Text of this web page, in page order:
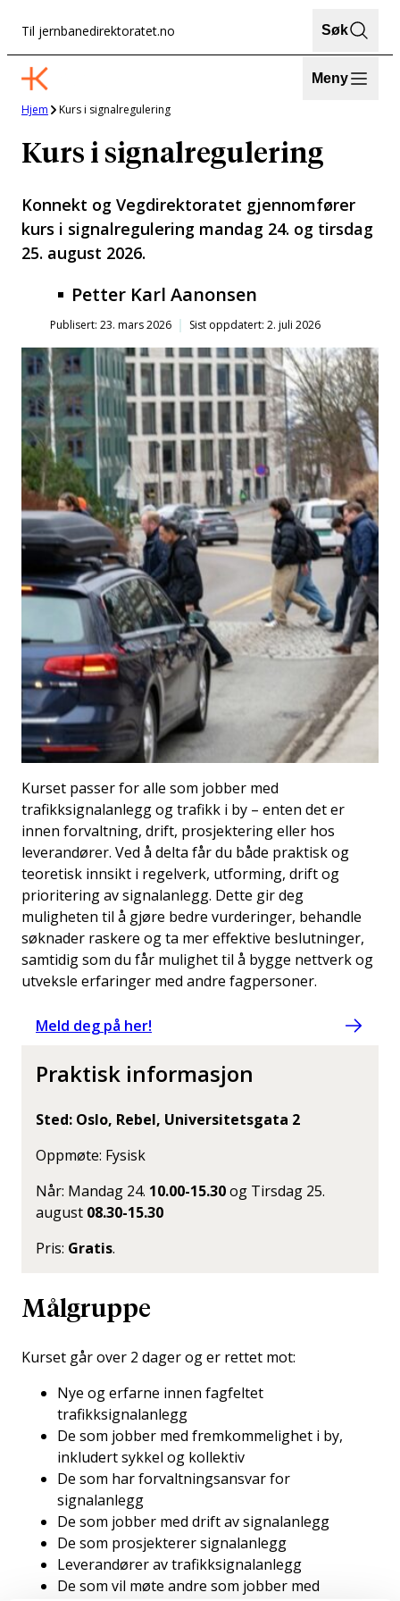
innhold
Til jernbanedirektoratet.no Søk
Meny
Hjem Kurs i signalregulering
Kurs i signalregulering
Konnekt og Vegdirektoratet gjennomfører
kurs i signalregulering mandag 24. og tirsdag
25. august 2026.
Petter Karl Aanonsen
Publisert: 23. mars 2026 Sist oppdatert: 2. juli 2026
Kurset passer for alle som jobber med
trafikksignalanlegg og trafikk i by – enten det er
innen forvaltning, drift, prosjektering eller hos
leverandører. Ved å delta får du både praktisk og
teoretisk innsikt i regelverk, utforming, drift og
prioritering av signalanlegg. Dette gir deg
muligheten til å gjøre bedre vurderinger, behandle
søknader raskere og ta mer effektive beslutninger,
samtidig som du får mulighet til å bygge nettverk og
utveksle erfaringer med andre fagpersoner.
Meld deg på her!
Praktisk informasjon
Sted: Oslo, Rebel, Universitetsgata 2
Oppmøte: Fysisk
Når: Mandag 24. 10.00-15.30og Tirsdag 25.
august 08.30-15.30
Pris: Gratis.
Målgruppe
Kurset går over 2 dager og er rettet mot:
Nye og erfarne innen fagfeltet
trafikksignalanlegg
De som jobber med fremkommelighet i by,
inkludert sykkel og kollektiv
De som har forvaltningsansvar for
signalanlegg
De som jobber med drift av signalanlegg
De som prosjekterer signalanlegg
Leverandører av trafikksignalanlegg
De som vil møte andre som jobber med